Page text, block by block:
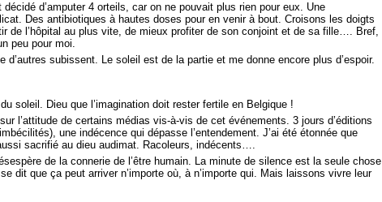
d’amputer 4 orteils, car on ne pouvait plus rien pour eux. Une
Des antibiotiques à hautes doses pour en venir à bout. Croisons les doigts
de l’hôpital au plus vite, de mieux profiter de son conjoint et de sa fille…. Bref,
peu pour moi.
subissent. Le soleil est de la partie et me donne encore plus d’espoir.
soleil. Dieu que l’imagination doit rester fertile en Belgique !
l’attitude de certains médias vis-à-vis de cet événements. 3 jours d’éditions
une indécence qui dépasse l’entendement. J’ai été étonnée que
sacrifié au dieu audimat. Racoleurs, indécents….
de la connerie de l’être humain. La minute de silence est la seule chose
dit que ça peut arriver n’importe où, à n’importe qui. Mais laissons vivre leur